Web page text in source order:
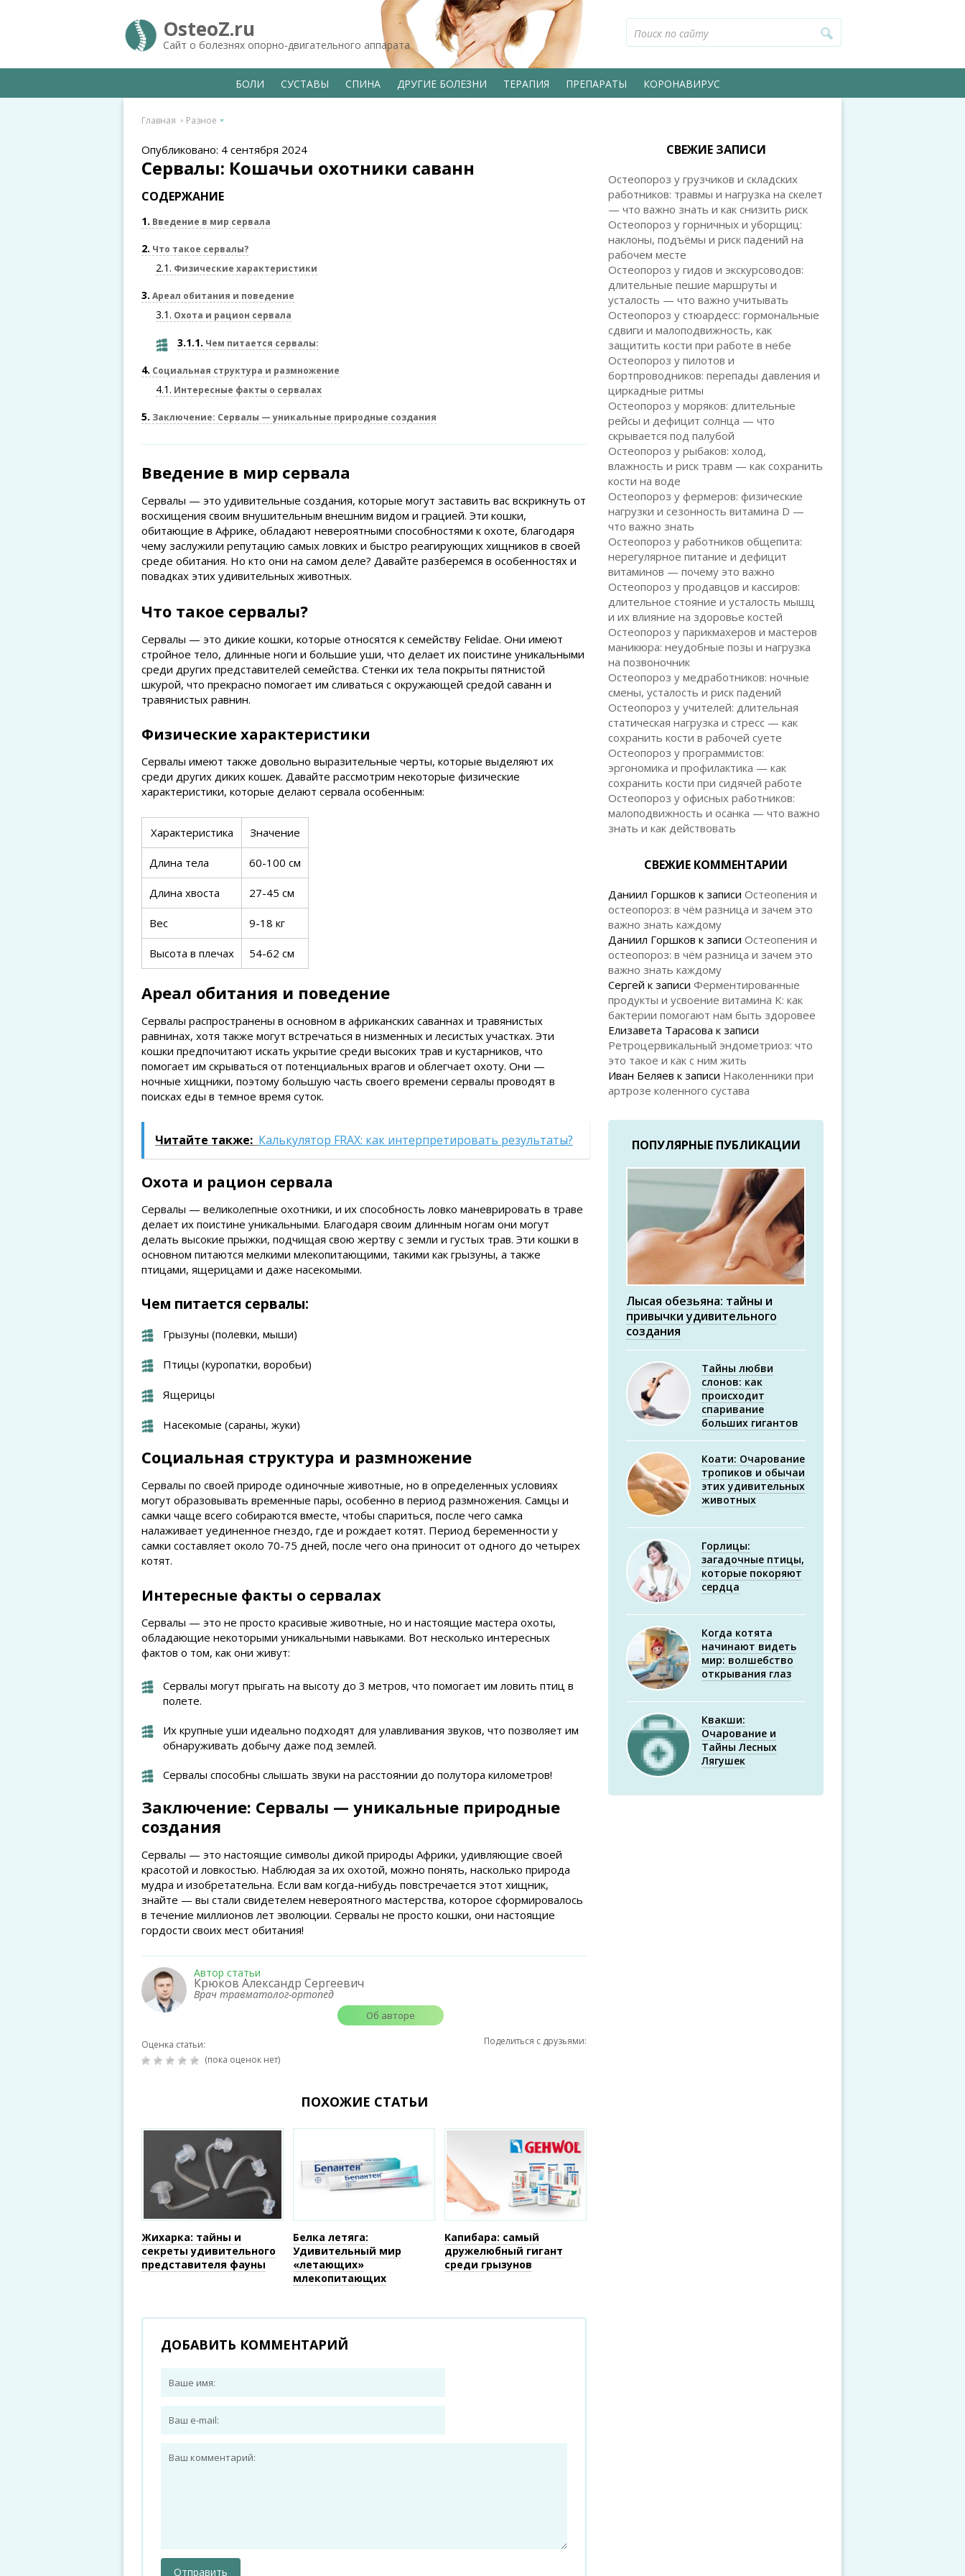
OsteoZ.ru
Сайт о болезнях опорно-двигательного аппарата
БОЛИ СУСТАВЫ СПИНА ДРУГИЕ БОЛЕЗНИ ТЕРАПИЯ ПРЕПАРАТЫ КОРОНАВИРУС
Главная Разное
Опубликовано: 4 сентября 2024
Сервалы: Кошачьи охотники саванн
СОДЕРЖАНИЕ
1 Введение в мир сервала
2 Что такое сервалы?
2.1 Физические характеристики
3 Ареал обитания и поведение
3.1 Охота и рацион сервала
3.1.1 Чем питается сервалы:
4 Социальная структура и размножение
4.1 Интересные факты о сервалах
5 Заключение: Сервалы — уникальные природные создания
Введение в мир сервала
Сервалы — это удивительные создания, которые могут заставить вас вскрикнуть от
восхищения своим внушительным внешним видом и грацией. Эти кошки,
обитающие в Африке, обладают невероятными способностями к охоте, благодаря
чему заслужили репутацию самых ловких и быстро реагирующих хищников в своей
среде обитания. Но кто они на самом деле? Давайте разберемся в особенностях и
повадках этих удивительных животных.
Что такое сервалы?
Сервалы — это дикие кошки, которые относятся к семейству Felidae. Они имеют
стройное тело, длинные ноги и большие уши, что делает их поистине уникальными
среди других представителей семейства. Стенки их тела покрыты пятнистой
шкурой, что прекрасно помогает им сливаться с окружающей средой саванн и
травянистых равнин.
Физические характеристики
Сервалы имеют также довольно выразительные черты, которые выделяют их
среди других диких кошек. Давайте рассмотрим некоторые физические
характеристики, которые делают сервала особенным:
Характеристика Значение
Длина тела 60-100 см
Длина хвоста 27-45 см
Вес 9-18 кг
Высота в плечах 54-62 см
Ареал обитания и поведение
Сервалы распространены в основном в африканских саваннах и травянистых
равнинах, хотя также могут встречаться в низменных и лесистых участках. Эти
кошки предпочитают искать укрытие среди высоких трав и кустарников, что
помогает им скрываться от потенциальных врагов и облегчает охоту. Они —
ночные хищники, поэтому большую часть своего времени сервалы проводят в
поисках еды в темное время суток.
Читайте также: Калькулятор FRAX: как интерпретировать результаты?
Охота и рацион сервала
Сервалы — великолепные охотники, и их способность ловко маневрировать в траве
делает их поистине уникальными. Благодаря своим длинным ногам они могут
делать высокие прыжки, подчищая свою жертву с земли и густых трав. Эти кошки в
основном питаются мелкими млекопитающими, такими как грызуны, а также
птицами, ящерицами и даже насекомыми.
Чем питается сервалы:
Грызуны (полевки, мыши)
Птицы (куропатки, воробьи)
Ящерицы
Насекомые (сараны, жуки)
Социальная структура и размножение
Сервалы по своей природе одиночные животные, но в определенных условиях
могут образовывать временные пары, особенно в период размножения. Самцы и
самки чаще всего собираются вместе, чтобы спариться, после чего самка
налаживает уединенное гнездо, где и рождает котят. Период беременности у
самки составляет около 70-75 дней, после чего она приносит от одного до четырех
котят.
Интересные факты о сервалах
Сервалы — это не просто красивые животные, но и настоящие мастера охоты,
обладающие некоторыми уникальными навыками. Вот несколько интересных
фактов о том, как они живут:
Сервалы могут прыгать на высоту до 3 метров, что помогает им ловить птиц в
полете.
Их крупные уши идеально подходят для улавливания звуков, что позволяет им
обнаруживать добычу даже под землей.
Сервалы способны слышать звуки на расстоянии до полутора километров!
Заключение: Сервалы — уникальные природные
создания
Сервалы — это настоящие символы дикой природы Африки, удивляющие своей
красотой и ловкостью. Наблюдая за их охотой, можно понять, насколько природа
мудра и изобретательна. Если вам когда-нибудь повстречается этот хищник,
знайте — вы стали свидетелем невероятного мастерства, которое сформировалось
в течение миллионов лет эволюции. Сервалы не просто кошки, они настоящие
гордости своих мест обитания!
Автор статьи
Крюков Александр Сергеевич
Врач травматолог-ортопед
Об авторе
Оценка статьи:
(пока оценок нет)
Поделиться с друзьями:
ПОХОЖИЕ СТАТЬИ
Жихарка: тайны и
секреты удивительного
представителя фауны
Белка летяга:
Удивительный мир
«летающих»
млекопитающих
Капибара: самый
дружелюбный гигант
среди грызунов
ДОБАВИТЬ КОММЕНТАРИЙ
СВЕЖИЕ ЗАПИСИ
Остеопороз у грузчиков и складских
работников: травмы и нагрузка на скелет
— что важно знать и как снизить риск
Остеопороз у горничных и уборщиц:
наклоны, подъёмы и риск падений на
рабочем месте
Остеопороз у гидов и экскурсоводов:
длительные пешие маршруты и
усталость — что важно учитывать
Остеопороз у стюардесс: гормональные
сдвиги и малоподвижность, как
защитить кости при работе в небе
Остеопороз у пилотов и
бортпроводников: перепады давления и
циркадные ритмы
Остеопороз у моряков: длительные
рейсы и дефицит солнца — что
скрывается под палубой
Остеопороз у рыбаков: холод,
влажность и риск травм — как сохранить
кости на воде
Остеопороз у фермеров: физические
нагрузки и сезонность витамина D —
что важно знать
Остеопороз у работников общепита:
нерегулярное питание и дефицит
витаминов — почему это важно
Остеопороз у продавцов и кассиров:
длительное стояние и усталость мышц
и их влияние на здоровье костей
Остеопороз у парикмахеров и мастеров
маникюра: неудобные позы и нагрузка
на позвоночник
Остеопороз у медработников: ночные
смены, усталость и риск падений
Остеопороз у учителей: длительная
статическая нагрузка и стресс — как
сохранить кости в рабочей суете
Остеопороз у программистов:
эргономика и профилактика — как
сохранить кости при сидячей работе
Остеопороз у офисных работников:
малоподвижность и осанка — что важно
знать и как действовать
СВЕЖИЕ КОММЕНТАРИИ
Даниил Горшков к записи Остеопения и
остеопороз: в чём разница и зачем это
важно знать каждому
Даниил Горшков к записи Остеопения и
остеопороз: в чём разница и зачем это
важно знать каждому
Сергей к записи Ферментированные
продукты и усвоение витамина K: как
бактерии помогают нам быть здоровее
Елизавета Тарасова к записи
Ретроцервикальный эндометриоз: что
это такое и как с ним жить
Иван Беляев к записи Наколенники при
артрозе коленного сустава
ПОПУЛЯРНЫЕ ПУБЛИКАЦИИ
Лысая обезьяна: тайны и
привычки удивительного
создания
Тайны любви
слонов: как
происходит
спаривание
больших гигантов
Коати: Очарование
тропиков и обычаи
этих удивительных
животных
Горлицы:
загадочные птицы,
которые покоряют
сердца
Когда котята
начинают видеть
мир: волшебство
открывания глаз
Квакши:
Очарование и
Тайны Лесных
Лягушек